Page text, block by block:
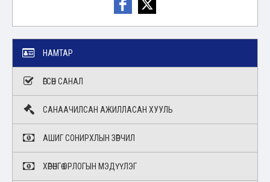
НАМТАР
ӨГСӨН САНАЛ
САНААЧИЛСАН АЖИЛЛАСАН ХУУЛЬ
АШИГ СОНИРХЛЫН ЗӨРЧИЛ
ХӨРӨНГӨ ОРЛОГЫН МЭДҮҮЛЭГ